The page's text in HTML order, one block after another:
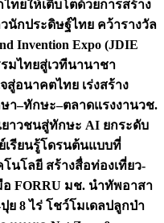
ทยให้เติบโตด้วยการสร้าง
นักประดิษฐ์ไทย คว้ารางวัล
Invention Expo (JDIE
มไทยสู่เวทีนานาชา
อนาคตไทย เร่งสร้าง
ษา–ทักษะ–ตลาดแรงงานวช.
ยาวชนสู่ทักษะ AI ยกระดับ
เรียนรู้โดรนต้นแบบที่
นโลยี สร้างสื่อท่องเที่ยว-
อ FORRU มช. นำทัพอาสา
ย 8 ไร่ โชว์โมเดลปลูกป่า